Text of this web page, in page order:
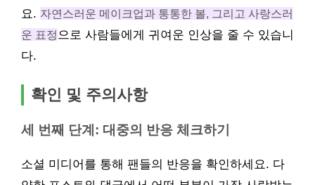
요. 자연스러운 메이크업과 통통한 볼, 그리고 사랑스러
운 표정으로 사람들에게 귀여운 인상을 줄 수 있습니
다.
확인 및 주의사항
세 번째 단계: 대중의 반응 체크하기
소셜 미디어를 통해 팬들의 반응을 확인하세요. 다